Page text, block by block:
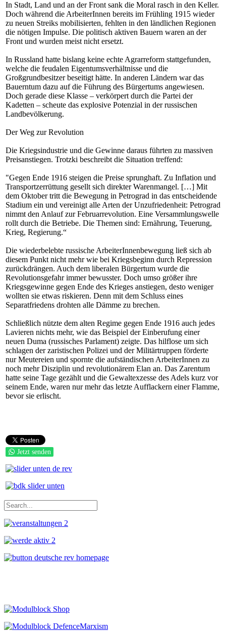
In Stadt, Land und an der Front sank die Moral rasch in den Keller.
Doch während die ArbeiterInnen bereits im Frühling 1915 wieder
zu neuen Streiks mobilisierten, fehlten in den ländlichen Regionen
die nötigen Impulse. Die politisch aktiven Bauern waren an der
Front und wurden meist nicht ersetzt.
In Russland hatte bislang keine echte Agrarreform stattgefunden,
welche die feudalen Eigentumsverhältnisse und die
Großgrundbesitzer beseitigt hätte. In anderen Ländern war das
Bauerntum dazu auf die Führung des Bürgertums angewiesen.
Doch gerade diese Klasse – verkörpert durch die Partei der
Kadetten – scheute das explosive Potenzial in der russischen
Landbevölkerung.
Der Weg zur Revolution
Die Kriegsindustrie und die Gewinne daraus führten zu massiven
Preisanstiegen. Trotzki beschreibt die Situation treffend:
"Gegen Ende 1916 steigen die Preise sprunghaft. Zu Inflation und
Transportzerrüttung gesellt sich direkter Warenmangel. […] Mit
dem Oktober tritt die Bewegung in Petrograd in das entscheidende
Stadium ein und vereinigt alle Arten der Unzufriedenheit: Petrograd
nimmt den Anlauf zur Februarrevolution. Eine Versammlungswelle
rollt durch die Betriebe. Die Themen sind: Ernährung, Teuerung,
Krieg, Regierung.“
Die wiederbelebte russische ArbeiterInnenbewegung ließ sich ab
diesem Punkt nicht mehr wie bei Kriegsbeginn durch Repression
zurückdrängen. Auch dem liberalen Bürgertum wurde die
Revolutionsgefahr immer bewusster. Doch umso größer ihre
Kriegsgewinne gegen Ende des Krieges anstiegen, desto weniger
wollten sie etwas riskieren. Denn mit dem Schluss eines
Separatfriedens drohten alle Dämme zu brechen.
Schließlich nützte dem alten Regime gegen Ende 1916 auch jedes
Lavieren nichts mehr, wie das Beispiel der Einberufung einer
neuen Duma (russisches Parlament) zeigte. Das hilflose um sich
schlagen der zaristischen Polizei und der Militärtruppen förderte
nur Meutereien und spornte die aufständischen ArbeiterInnen zu
noch mehr Disziplin und revolutionärem Elan an. Das Zarentum
hatte seine Tage gezählt und die Gewaltexzesse des Adels kurz vor
seinem Ende, waren nur mehr das letzte Aufflackern einer Flamme,
bevor sie erlischt.
Jetzt senden